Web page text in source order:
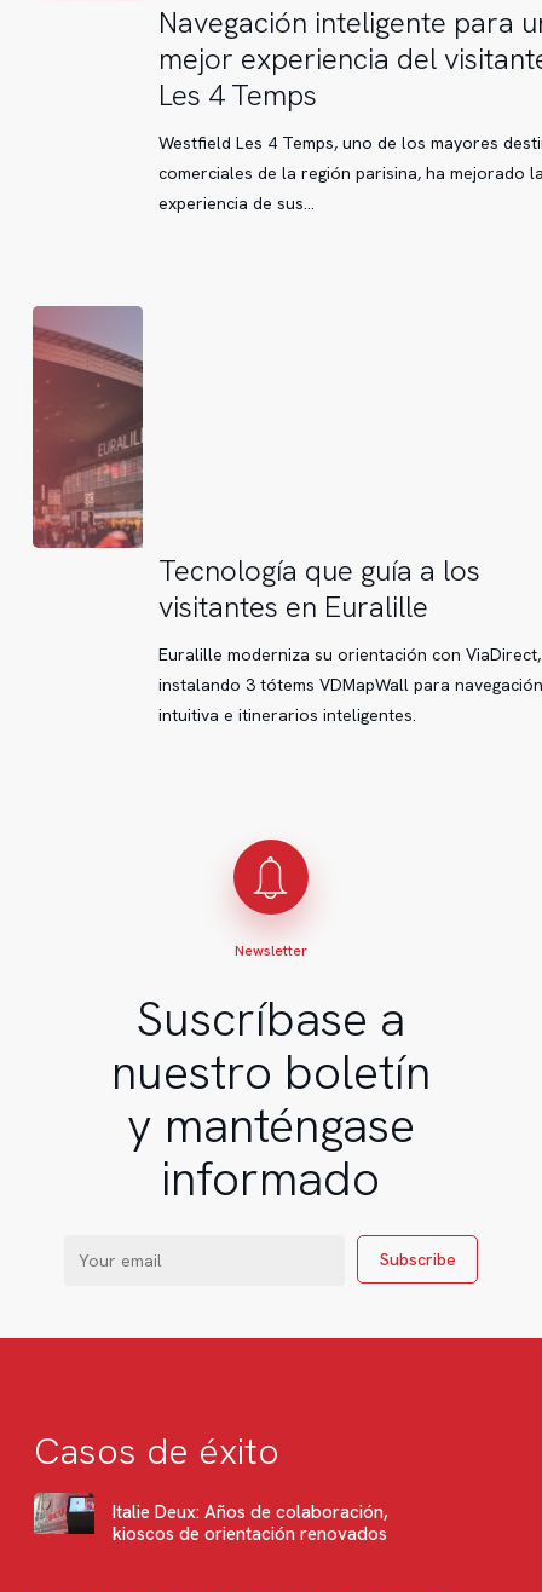
Navegación
inteligente
para
una
mejor
experiencia
4
Navegación inteligente para
mejor experiencia del
Les 4 Temps
Westfield Les 4 Temps, uno de los mayores
comerciales de la región parisina, ha mejorado
experiencia de sus…
Tecnología
guía
los
visitantes
Tecnología que guía a los
visitantes en Euralille
Euralille moderniza su orientación con ViaDirect,
instalando 3 tótems VDMapWall para navegación
intuitiva e itinerarios inteligentes.
Newsletter
Suscríbase a
nuestro boletín
y manténgase
informado
Casos de éxito
Italie Deux: Años de colaboración,
kioscos de orientación renovados